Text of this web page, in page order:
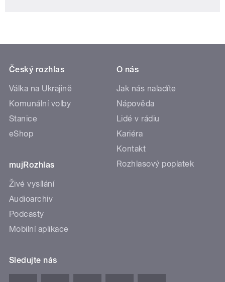
Český rozhlas
Válka na Ukrajině
Komunální volby
Stanice
eShop
mujRozhlas
Živé vysílání
Audioarchiv
Podcasty
Mobilní aplikace
O nás
Jak nás naladíte
Nápověda
Lidé v rádiu
Kariéra
Kontakt
Rozhlasový poplatek
Sledujte nás